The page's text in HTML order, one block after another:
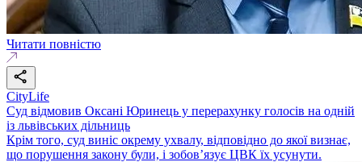
Читати повністю
CityLife
Суд відмовив Оксані Юринець у перерахунку голосів на одній
із львівських дільниць
Крім того, суд виніс окрему ухвалу, відповідно до якої визнає,
що порушення закону були, і зобов’язує ЦВК їх усунути.